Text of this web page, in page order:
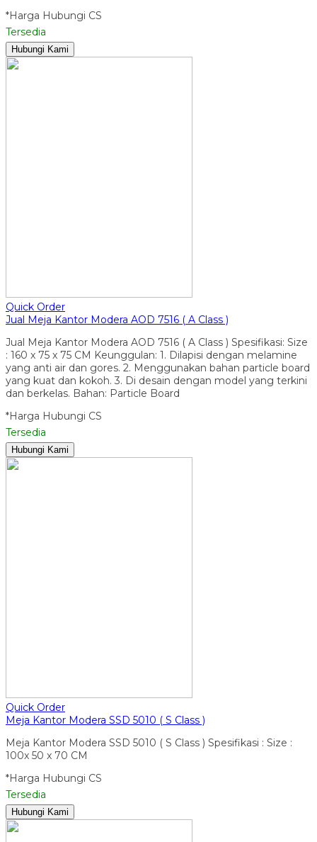
*Harga Hubungi CS
Tersedia
Hubungi Kami
Quick Order
Jual Meja Kantor Modera AOD 7516 ( A Class )
Jual Meja Kantor Modera AOD 7516 ( A Class ) Spesifikasi: Size
: 160 x 75 x 75 CM Keunggulan: 1. Dilapisi dengan melamine
yang anti air dan gores. 2. Menggunakan bahan particle board
yang kuat dan kokoh. 3. Di desain dengan model yang terkini
dan berkelas. Bahan: Particle Board
*Harga Hubungi CS
Tersedia
Hubungi Kami
Quick Order
Meja Kantor Modera SSD 5010 ( S Class )
Meja Kantor Modera SSD 5010 ( S Class ) Spesifikasi : Size :
100x 50 x 70 CM
*Harga Hubungi CS
Tersedia
Hubungi Kami